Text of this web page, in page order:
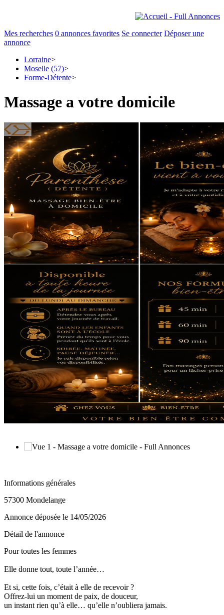
Mes recherches 0 annonces favorites Se connecter Déposer une
annonce
Lorraine>
Moselle (57)>
Forme-Détente>
Massage a votre domicile
Informations générales
57300 Mondelange
Annonce déposée le 14/05/2026
Détail de l'annonce
Pour toutes les femmes
Elle donne tout, toute l’année…
Et si, cette fois, c’était à elle de recevoir ?
Offrez-lui un moment de paix, de douceur,
un instant rien qu’à elle… qu’elle n’oubliera jamais.